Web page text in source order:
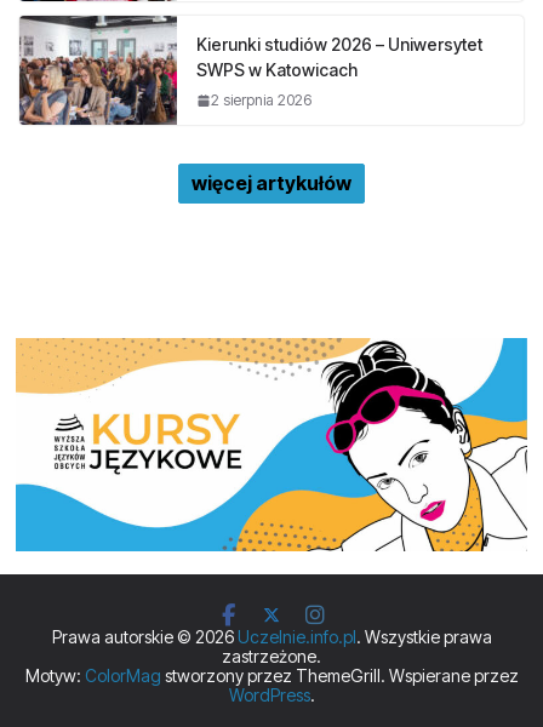
Kierunki studiów 2026 – Uniwersytet
SWPS w Katowicach
2 sierpnia 2026
więcej artykułów
Prawa autorskie © 2026 Uczelnie.info.pl. Wszystkie prawa
zastrzeżone.
Motyw: ColorMag stworzony przez ThemeGrill. Wspierane przez
WordPress.